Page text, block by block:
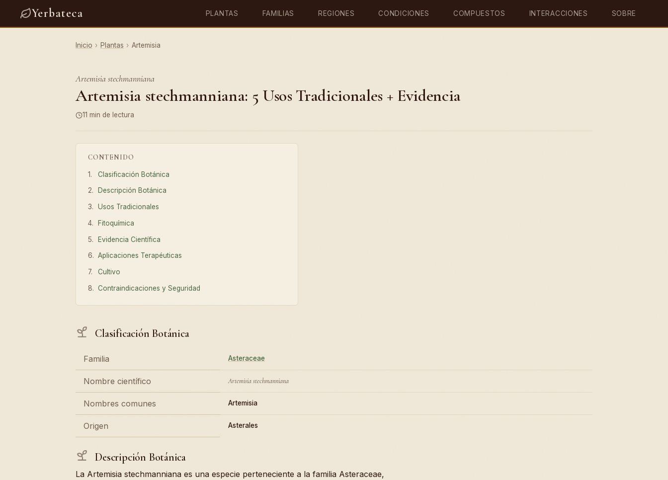
Yerbateca PLANTAS FAMILIAS REGIONES CONDICIONES COMPUESTOS INTERACCIONES SOBRE
Inicio › Plantas › Artemisia
Artemisia stechmanniana
Artemisia stechmanniana: 5 Usos Tradicionales + Evidencia
11 min de lectura
CONTENIDO
Clasificación Botánica
Descripción Botánica
Usos Tradicionales
Fitoquímica
Evidencia Científica
Aplicaciones Terapéuticas
Cultivo
Contraindicaciones y Seguridad
Clasificación Botánica
Familia Asteraceae
Nombre científico Artemisia stechmanniana
Nombres comunes Artemisia
Origen Asterales
Descripción Botánica
La Artemisia stechmanniana es una especie perteneciente a la familia Asteraceae,